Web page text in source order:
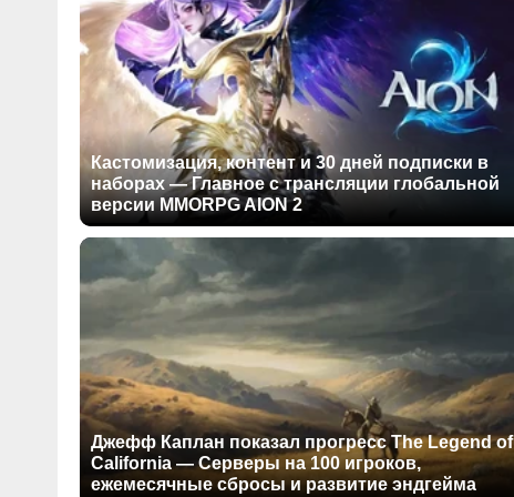
Кастомизация, контент и 30 дней подписки в
наборах — Главное с трансляции глобальной
версии MMORPG AION 2
Джефф Каплан показал прогресс The Legend of
California — Серверы на 100 игроков,
ежемесячные сбросы и развитие эндгейма